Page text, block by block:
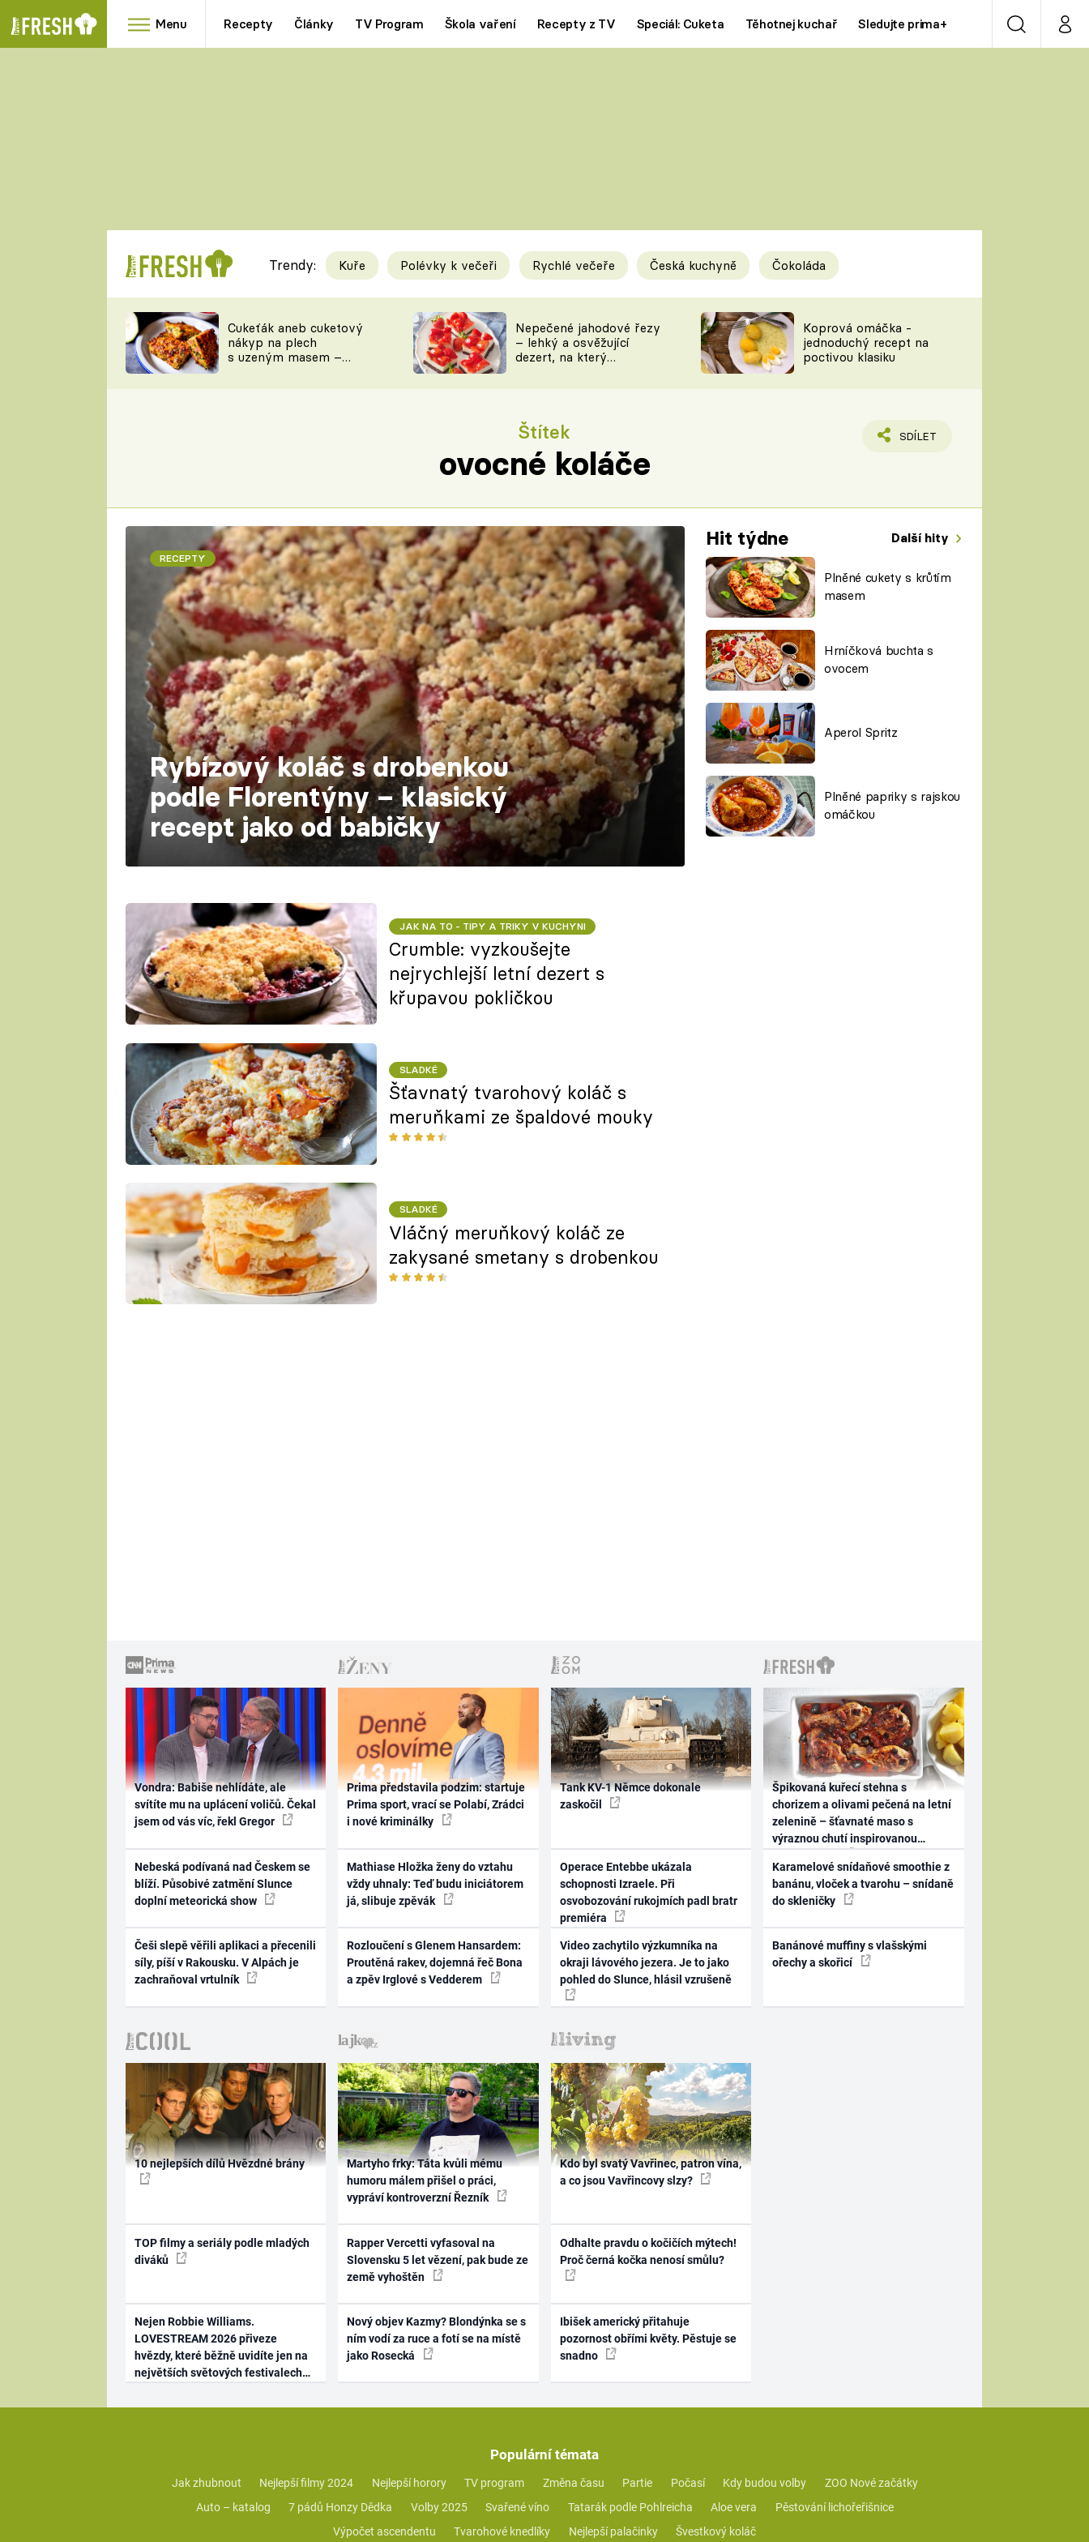
Menu Recepty Články TV Program Škola vaření Recepty z TV Speciál: Cuketa Těhotnej kuchař Sledujte prima+ VyhledáváníMůj
RYCHLOVKY
Videorecepty
TEĎ VAŘÍ ŠÉF!
Tipy a triky
KAM ZA JÍDLEM
NA NÁKUPECH
Novinky
ŠÉFREDAKTORKY
Prima LAJK
Sledujte nás
Trendy: Kuře Polévky k večeři Rychlé večeře Česká kuchyně Čokoláda
Cukeťák aneb cuketový
nákyp na plech
s uzeným masem –
Nepečené jahodové řezy
– lehký a osvěžující
dezert, na který
Koprová omáčka -
jednoduchý recept na
poctivou klasiku
Štítek
ovocné koláče
SDÍLET
Hit týdne Další hity
Plněné cukety s krůtím
masem
Hrníčková buchta s
ovocem
Aperol Spritz
Plněné papriky s rajskou
omáčkou
RECEPTY
Rybízový koláč s drobenkou
podle Florentýny – klasický
recept jako od babičky
JAK NA TO - TIPY A TRIKY V KUCHYNI
Crumble: vyzkoušejte
nejrychlejší letní dezert s
křupavou pokličkou
SLADKÉ
Šťavnatý tvarohový koláč s
meruňkami ze špaldové mouky
SLADKÉ
Vláčný meruňkový koláč ze
zakysané smetany s drobenkou
Vondra: Babiše nehlídáte, ale
svítíte mu na uplácení voličů. Čekal
jsem od vás víc, řekl Gregor
Nebeská podívaná nad Českem se
blíží. Působivé zatmění Slunce
doplní meteorická show
Češi slepě věřili aplikaci a přecenili
síly, píší v Rakousku. V Alpách je
zachraňoval vrtulník
Prima představila podzim: startuje
Prima sport, vrací se Polabí, Zrádci
i nové kriminálky
Mathiase Hložka ženy do vztahu
vždy uhnaly: Teď budu iniciátorem
já, slibuje zpěvák
Rozloučení s Glenem Hansardem:
Proutěná rakev, dojemná řeč Bona
a zpěv Irglové s Vedderem
Tank KV-1 Němce dokonale
zaskočil
Operace Entebbe ukázala
schopnosti Izraele. Při
osvobozování rukojmích padl bratr
premiéra
Video zachytilo výzkumníka na
okraji lávového jezera. Je to jako
pohled do Slunce, hlásil vzrušeně
Špikovaná kuřecí stehna s
chorizem a olivami pečená na letní
zelenině – šťavnaté maso s
výraznou chutí inspirovanou
Karamelové snídaňové smoothie z
banánu, vloček a tvarohu – snídaně
do skleničky
Banánové muffiny s vlašskými
ořechy a skořicí
10 nejlepších dílů Hvězdné brány
TOP filmy a seriály podle mladých
diváků
Nejen Robbie Williams.
LOVESTREAM 2026 přiveze
hvězdy, které běžně uvidíte jen na
největších světových festivalech
Martyho frky: Táta kvůli mému
humoru málem přišel o práci,
vypráví kontroverzní Řezník
Rapper Vercetti vyfasoval na
Slovensku 5 let vězení, pak bude ze
země vyhoštěn
Nový objev Kazmy? Blondýnka se s
ním vodí za ruce a fotí se na místě
jako Rosecká
Kdo byl svatý Vavřinec, patron vína,
a co jsou Vavřincovy slzy?
Odhalte pravdu o kočičích mýtech!
Proč černá kočka nenosí smůlu?
Ibišek americký přitahuje
pozornost obřími květy. Pěstuje se
snadno
Populární témata
Jak zhubnout Nejlepší filmy 2024 Nejlepší horory TV program Změna času Partie Počasí Kdy budou volby
ZOO Nové začátky
Auto – katalog
7 pádů Honzy Dědka Volby 2025 Svařené víno Tatarák podle Pohlreicha Aloe vera
Pěstování lichořeřišnice
Výpočet ascendentu
Tvarohové knedlíky Nejlepší palačinky Švestkový koláč